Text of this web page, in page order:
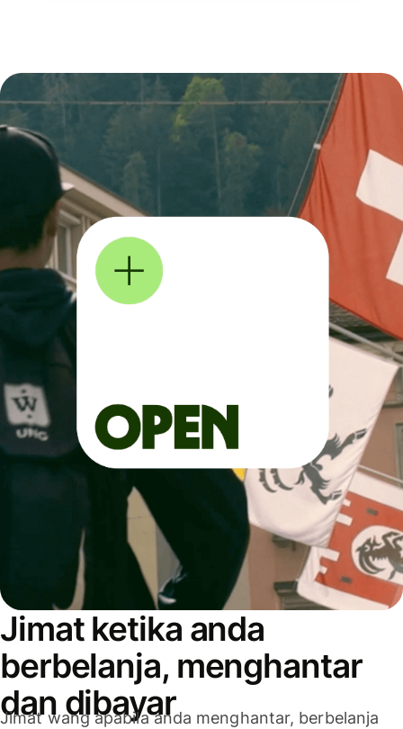
Jimat ketika anda
berbelanja, menghantar
dan dibayar
Jimat wang apabila anda menghantar, berbelanja